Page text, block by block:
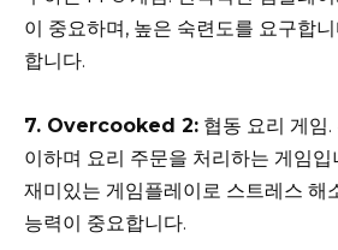
이 중요하며, 높은 숙련도를 요구합
합니다.
7. Overcooked 2: 협동 요리 게임
이하며 요리 주문을 처리하는 게임
재미있는 게임플레이로 스트레스 해
능력이 중요합니다.